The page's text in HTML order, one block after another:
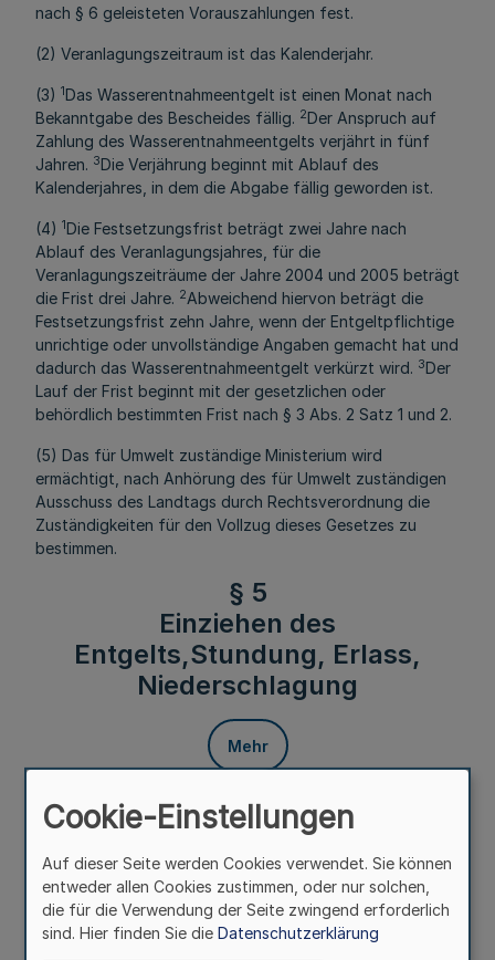
nach § 6 geleisteten Vorauszahlungen fest.
(2) Veranlagungszeitraum ist das Kalenderjahr.
(3) 1Das Wasserentnahmeentgelt ist einen Monat nach
Bekanntgabe des Bescheides fällig. 2Der Anspruch auf
Zahlung des Wasserentnahmeentgelts verjährt in fünf
Jahren. 3Die Verjährung beginnt mit Ablauf des
Kalenderjahres, in dem die Abgabe fällig geworden ist.
(4) 1Die Festsetzungsfrist beträgt zwei Jahre nach
Ablauf des Veranlagungsjahres, für die
Veranlagungszeiträume der Jahre 2004 und 2005 beträgt
die Frist drei Jahre. 2Abweichend hiervon beträgt die
Festsetzungsfrist zehn Jahre, wenn der Entgeltpflichtige
unrichtige oder unvollständige Angaben gemacht hat und
dadurch das Wasserentnahmeentgelt verkürzt wird. 3Der
Lauf der Frist beginnt mit der gesetzlichen oder
behördlich bestimmten Frist nach § 3 Abs. 2 Satz 1 und 2.
(5) Das für Umwelt zuständige Ministerium wird
ermächtigt, nach Anhörung des für Umwelt zuständigen
Ausschuss des Landtags durch Rechtsverordnung die
Zuständigkeiten für den Vollzug dieses Gesetzes zu
bestimmen.
§ 5
Einziehen des
Entgelts,Stundung, Erlass,
Niederschlagung
Mehr
Fußnoten
(1) Das Wasserentnahmeentgelt wird von der zuständigen
Behörde eingezogen.
Cookie-Einstellungen
Auf dieser Seite werden Cookies verwendet. Sie können
entweder allen Cookies zustimmen, oder nur solchen,
die für die Verwendung der Seite zwingend erforderlich
sind. Hier finden Sie die Datenschutzerklärung